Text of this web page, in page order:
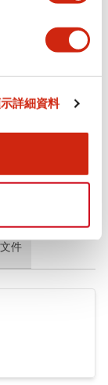
詳細資料
件